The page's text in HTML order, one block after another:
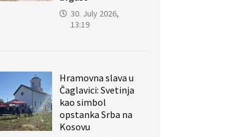
30. July 2026,
13:19
Hramovna slava u
Čaglavici: Svetinja
kao simbol
opstanka Srba na
Kosovu